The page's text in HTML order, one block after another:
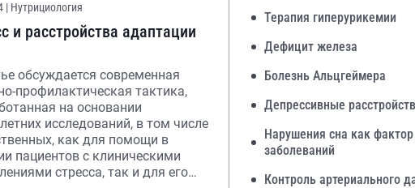
| Нутрициология
и расстройства адаптации
обсуждается современная
профилактическая тактика,
на основании
исследований, в том числе
как для помощи в
пациентов с клиническими
стресса, так и для его
Терапия гиперурикемии
Дефицит железа
Болезнь Альцгеймера
Депрессивные
Нарушения сна как
заболеваний
Контроль артериального